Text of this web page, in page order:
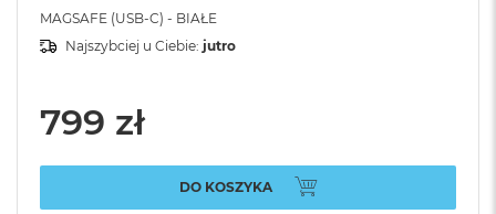
MAGSAFE (USB-C) - BIAŁE
Najszybciej u Ciebie: jutro
799 zł
DO KOSZYKA